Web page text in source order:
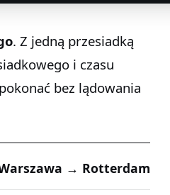
. Z jedną przesiadką
i czasu
bez lądowania
→ Rotterdam